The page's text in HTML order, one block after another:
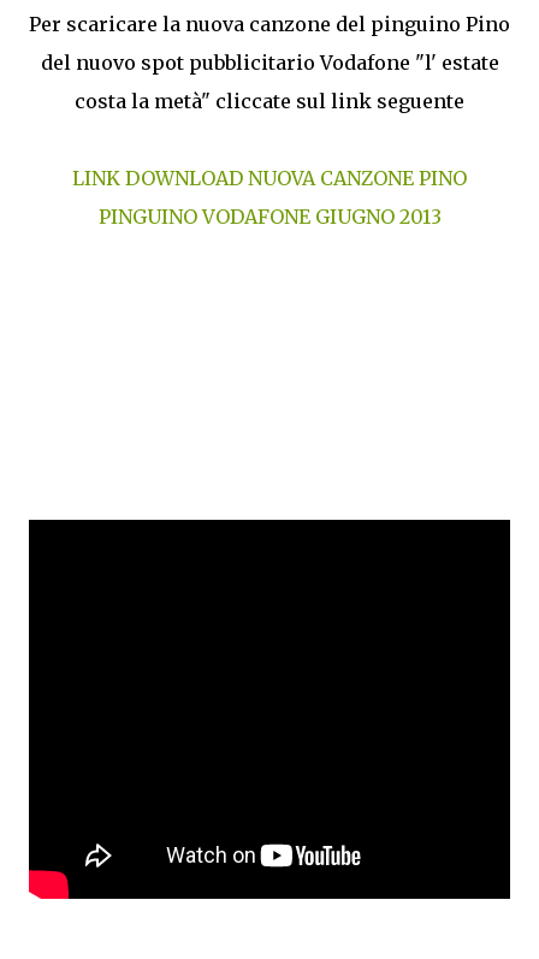
Per scaricare la nuova canzone del pinguino Pino
del nuovo spot pubblicitario Vodafone "l' estate
costa la metà" cliccate sul link seguente
LINK DOWNLOAD NUOVA CANZONE PINO
PINGUINO VODAFONE GIUGNO 2013